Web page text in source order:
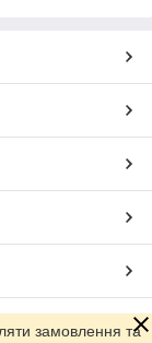
замовлення та